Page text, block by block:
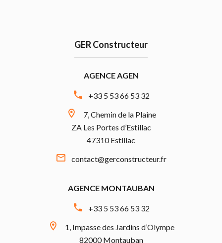
GER Constructeur
AGENCE AGEN
+33 5 53 66 53 32
7, Chemin de la Plaine
ZA Les Portes d’Estillac
47310 Estillac
contact@gerconstructeur.fr
AGENCE MONTAUBAN
+33 5 53 66 53 32
1, Impasse des Jardins d’Olympe
82000 Montauban